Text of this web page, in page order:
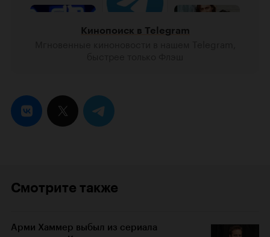
Кинопоиск в Telegram
Смотрите также
Арми Хаммер выбыл из сериала